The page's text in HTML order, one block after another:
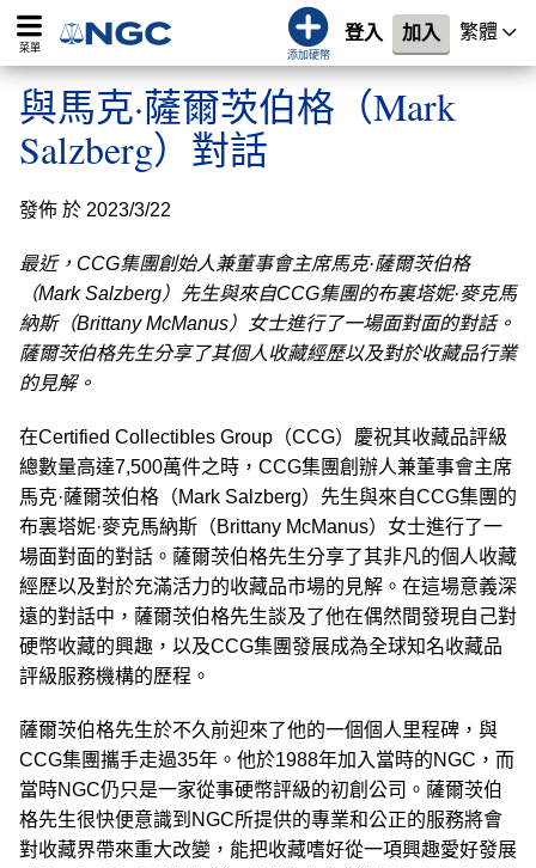
菜單
添加硬幣
登入 加入 繁體
與馬克·薩爾茨伯格（Mark
Salzberg）對話
發佈 於 2023/3/22
最近，CCG集團創始人兼董事會主席馬克·薩爾茨伯格
（Mark Salzberg）先生與來自CCG集團的布裏塔妮·麥克馬
納斯（Brittany McManus）女士進行了一場面對面的對話。
薩爾茨伯格先生分享了其個人收藏經歷以及對於收藏品行業
的見解。
在Certified Collectibles Group（CCG）慶祝其收藏品評級
總數量高達7,500萬件之時，CCG集團創辦人兼董事會主席
馬克·薩爾茨伯格（Mark Salzberg）先生與來自CCG集團的
布裏塔妮·麥克馬納斯（Brittany McManus）女士進行了一
場面對面的對話。薩爾茨伯格先生分享了其非凡的個人收藏
經歷以及對於充滿活力的收藏品市場的見解。在這場意義深
遠的對話中，薩爾茨伯格先生談及了他在偶然間發現自己對
硬幣收藏的興趣，以及CCG集團發展成為全球知名收藏品
評級服務機構的歷程。
薩爾茨伯格先生於不久前迎來了他的一個個人里程碑，與
CCG集團攜手走過35年。他於1988年加入當時的NGC，而
當時NGC仍只是一家從事硬幣評級的初創公司。薩爾茨伯
格先生很快便意識到NGC所提供的專業和公正的服務將會
對收藏界帶來重大改變，能把收藏嗜好從一項興趣愛好發展